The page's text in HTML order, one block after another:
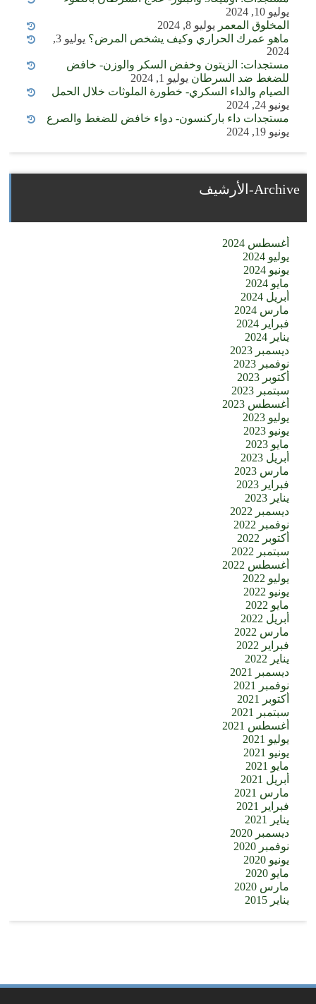
يوليو 10, 2024
المخلوق المعمر يوليو 8, 2024
ماهو عمرك الحراري وكيف يشخص المرض؟
يوليو 3,
2024
مستجدات: الزيتون وخفض السكر والوزن- خافض
للضغط ضد السرطان يوليو 1, 2024
الصيام والداء السكري- خطورة الملوثات خلال الحمل
يونيو 24, 2024
مستجدات داء باركنسون- دواء خافض للضغط والصرع
يونيو 19, 2024
Archive-الأرشيف
أغسطس 2024
يوليو 2024
يونيو 2024
مايو 2024
أبريل 2024
مارس 2024
فبراير 2024
يناير 2024
ديسمبر 2023
نوفمبر 2023
أكتوبر 2023
سبتمبر 2023
أغسطس 2023
يوليو 2023
يونيو 2023
مايو 2023
أبريل 2023
مارس 2023
فبراير 2023
يناير 2023
ديسمبر 2022
نوفمبر 2022
أكتوبر 2022
سبتمبر 2022
أغسطس 2022
يوليو 2022
يونيو 2022
مايو 2022
أبريل 2022
مارس 2022
فبراير 2022
يناير 2022
ديسمبر 2021
نوفمبر 2021
أكتوبر 2021
سبتمبر 2021
أغسطس 2021
يوليو 2021
يونيو 2021
مايو 2021
أبريل 2021
مارس 2021
فبراير 2021
يناير 2021
ديسمبر 2020
نوفمبر 2020
يونيو 2020
مايو 2020
مارس 2020
يناير 2015